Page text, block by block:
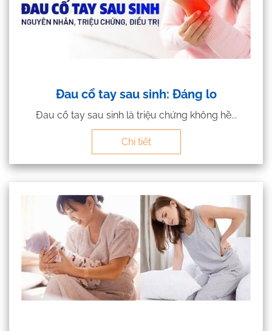
Đau cổ tay sau sinh: Đáng lo
Đau cổ tay sau sinh là triệu chứng không hề...
Chi tiết